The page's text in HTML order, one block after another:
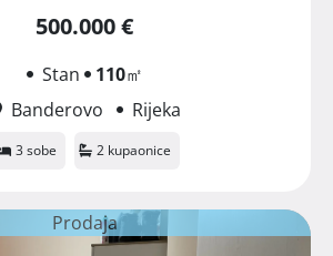
500.000 €
Stan 110㎡
Banderovo
Rijeka
3 sobe 2 kupaonice
Prodaja